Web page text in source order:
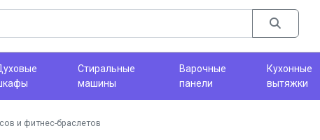
Стиральные
машины
Варочные
панели
Кухонные
вытяжки
и фитнес-браслетов